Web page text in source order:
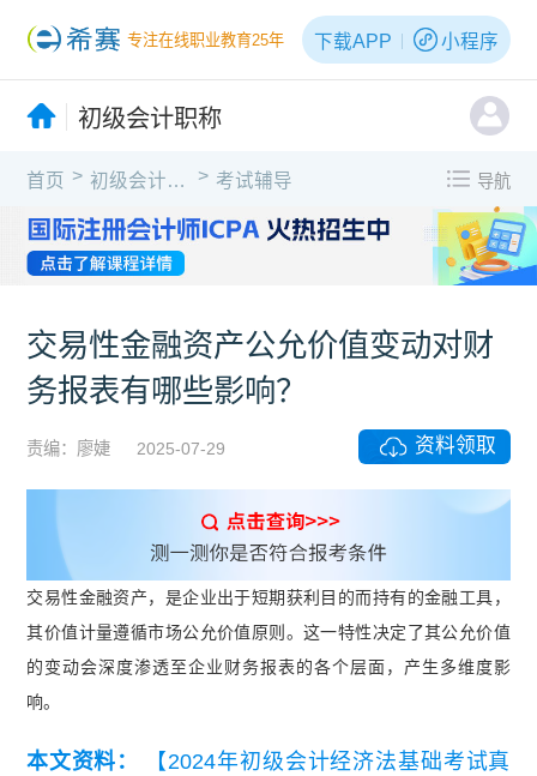
专注在线职业教育25年 下载APP 小程序
初级会计职称
首页 > 初级会计职称 > 考试辅导 导航
交易性金融资产公允价值变动对财
务报表有哪些影响？
责编：廖婕 2025-07-29 资料领取
交易性金融资产，是企业出于短期获利目的而持有的金融工具，
其价值计量遵循市场公允价值原则。这一特性决定了其公允价值
的变动会深度渗透至企业财务报表的各个层面，产生多维度影
响。
本文资料：
【2024年初级会计经济法基础考试真